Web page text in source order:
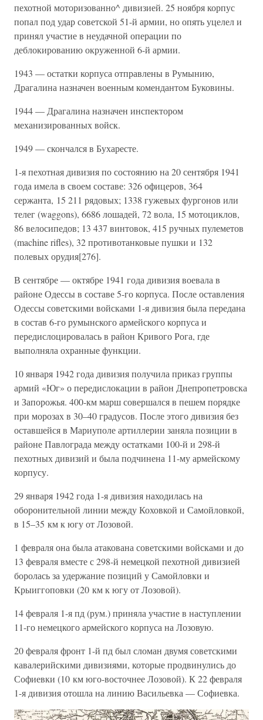
пехотной моторизованно^ дивизией. 25 ноября корпус
попал под удар советской 51-й армии, но опять уцелел и
принял участие в неудачной операции по
деблокированию окруженной 6-й армии.
1943 — остатки корпуса отправлены в Румынию,
Драгалина назначен военным комендантом Буковины.
1944 — Драгалина назначен инспектором
механизированных войск.
1949 — скончался в Бухаресте.
1-я пехотная дивизия по состоянию на 20 сентября 1941
года имела в своем составе: 326 офицеров, 364
сержанта, 15 211 рядовых; 1338 гужевых фургонов или
телег (waggons), 6686 лошадей, 72 вола, 15 мотоциклов,
86 велосипедов; 13 437 винтовок, 415 ручных пулеметов
(machine rifles), 32 противотанковые пушки и 132
полевых орудия[276].
В сентябре — октябре 1941 года дивизия воевала в
районе Одессы в составе 5-го корпуса. После оставления
Одессы советскими войсками 1-я дивизия была передана
в состав 6-го румынского армейского корпуса и
передислоцировалась в район Кривого Рога, где
выполняла охранные функции.
10 января 1942 года дивизия получила приказ группы
армий «Юг» о передислокации в район Днепропетровска
и Запорожья. 400-км марш совершался в пешем порядке
при морозах в 30–40 градусов. После этого дивизия без
оставшейся в Мариуполе артиллерии заняла позиции в
районе Павлограда между остатками 100-й и 298-й
пехотных дивизий и была подчинена 11-му армейскому
корпусу.
29 января 1942 года 1-я дивизия находилась на
оборонительной линии между Коховкой и Самойловкой,
в 15–35 км к югу от Лозовой.
1 февраля она была атакована советскими войсками и до
13 февраля вместе с 298-й немецкой пехотной дивизией
боролась за удержание позиций у Самойловки и
Крыиггоповки (20 км к югу от Лозовой).
14 февраля 1-я пд (рум.) приняла участие в наступлении
11-го немецкого армейского корпуса на Лозовую.
20 февраля фронт 1-й пд был сломан двумя советскими
кавалерийскими дивизиями, которые продвинулись до
Софиевки (10 км юго-восточнее Лозовой). К 22 февраля
1-я дивизия отошла на линию Васильевка — Софиевка.